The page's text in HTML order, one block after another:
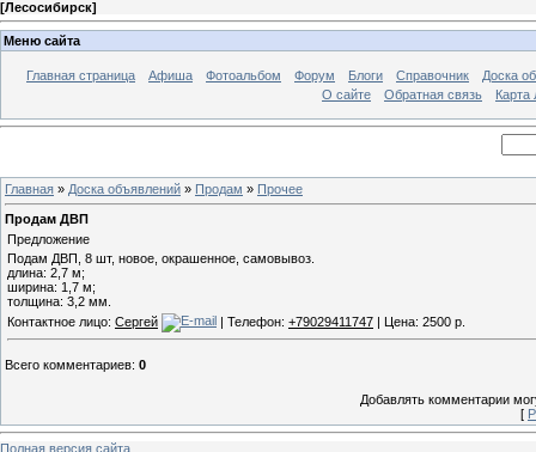
[Лесосибирск]
Меню сайта
Главная страница Афиша Фотоальбом Форум Блоги Справочник
Доска
О сайте
Обратная связь Карта
Главная » Доска объявлений » Продам » Прочее
Продам ДВП
Предложение
Подам ДВП, 8 шт, новое, окрашенное, самовывоз.
длина: 2,7 м;
ширина: 1,7 м;
толщина: 3,2 мм.
Контактное лицо: Сергей | Телефон: +79029411747 | Цена: 2500 р.
Всего комментариев: 0
Добавлять комментарии
[
Полная версия сайта